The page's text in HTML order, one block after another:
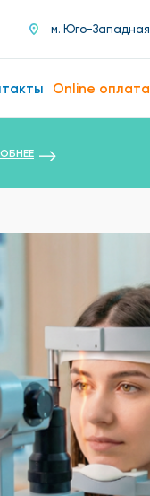
м. Юго-Западная
Online оплата